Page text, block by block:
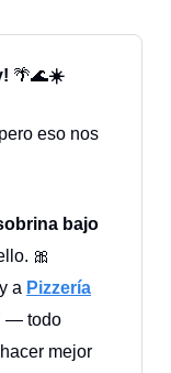
🌴🌊☀️
eso nos
bajo
🎀
y a Pizzería
— todo
mejor